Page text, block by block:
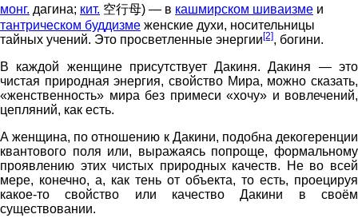
монг. дагина; кит. 空行母) — в кашмирском шиваизме и
тантрическом буддизме женские духи, носительницы
тайных учений. Это просветленные энергии[2], богини.
В каждой женщине присутствует Дакиня. Дакиня — это
чистая природная энергия, свойство Мира, можно сказать,
«женственность» мира без примеси «хочу» и вовлечений,
цепляний, как есть.
А женщина, по отношению к Дакини, подобна декогеренции
квантового поля или, выражаясь попроще, формальному
проявлению этих чистых природных качеств. Не во всей
мере, конечно, а, как тень от объекта, то есть, проецируя
какое-то свойство или качество Дакини в своём
существовании.